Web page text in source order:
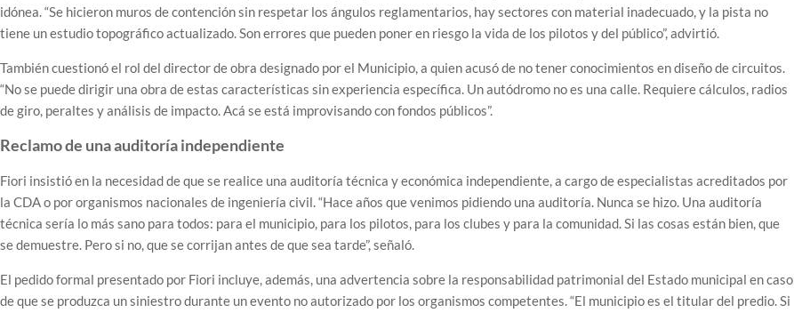
idónea. “Se hicieron muros de contención sin respetar los ángulos reglamentarios, hay sectores con material inadecuado, y la pista no
tiene un estudio topográfico actualizado. Son errores que pueden poner en riesgo la vida de los pilotos y del público”, advirtió.
También cuestionó el rol del director de obra designado por el Municipio, a quien acusó de no tener conocimientos en diseño de circuitos.
“No se puede dirigir una obra de estas características sin experiencia específica. Un autódromo no es una calle. Requiere cálculos, radios
de giro, peraltes y análisis de impacto. Acá se está improvisando con fondos públicos”.
Reclamo de una auditoría independiente
Fiori insistió en la necesidad de que se realice una auditoría técnica y económica independiente, a cargo de especialistas acreditados por
la CDA o por organismos nacionales de ingeniería civil. “Hace años que venimos pidiendo una auditoría. Nunca se hizo. Una auditoría
técnica sería lo más sano para todos: para el municipio, para los pilotos, para los clubes y para la comunidad. Si las cosas están bien, que
se demuestre. Pero si no, que se corrijan antes de que sea tarde”, señaló.
El pedido formal presentado por Fiori incluye, además, una advertencia sobre la responsabilidad patrimonial del Estado municipal en caso
de que se produzca un siniestro durante un evento no autorizado por los organismos competentes. “El municipio es el titular del predio. Si